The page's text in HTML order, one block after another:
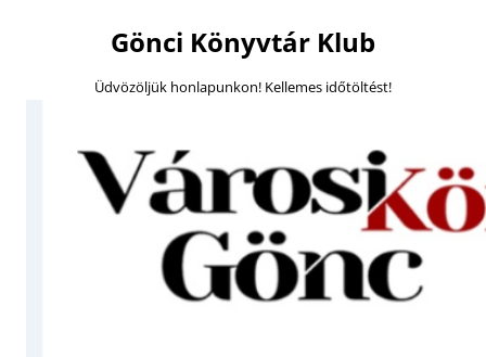
Gönci Könyvtár Klub
Üdvözöljük honlapunkon! Kellemes időtöltést!